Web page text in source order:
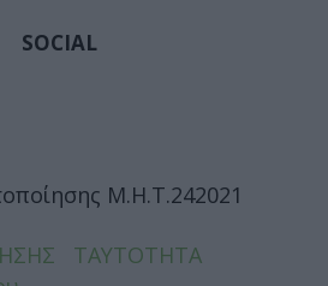
SOCIAL
Μ.Η.Τ.242021
ΤΑΥΤΟΤΗΤΑ